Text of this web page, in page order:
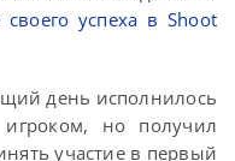
своего успеха в Shoot
день исполнилось
но получил
участие в первый